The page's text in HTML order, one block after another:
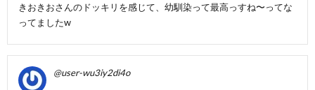
きおきおさんのドッキリを感じて、幼馴染って最高っすね〜ってな
ってましたw
@user-wu3iy2di4o